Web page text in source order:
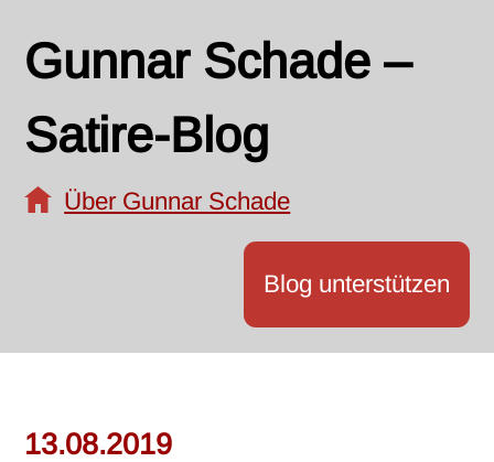
Gunnar Schade –
Satire-Blog
Über Gunnar Schade
Blog unterstützen
13.08.2019